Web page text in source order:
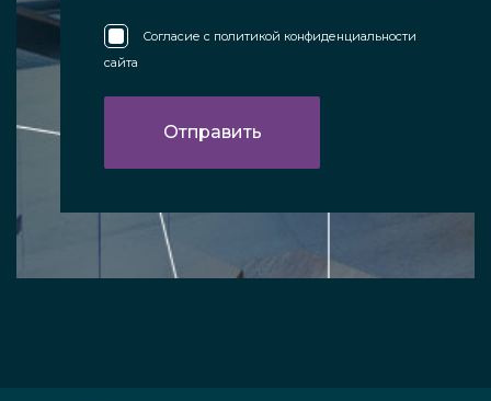
Согласие с политикой конфиденциальности
сайта